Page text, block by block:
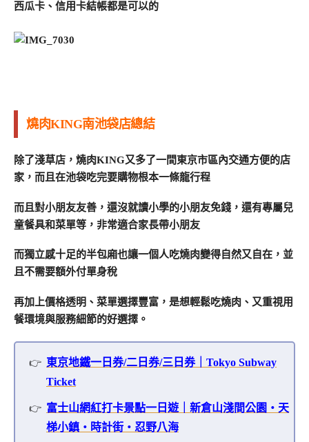
西瓜卡、信用卡結帳都是可以的
燒肉KING南池袋店總結
除了淺草店，燒肉KING又多了一間東京市區內交通方便的店
家，而且在池袋吃完要購物根本一條龍行程
而且對小朋友友善，還沒就讀小學的小朋友免錢，還有專屬兒
童餐具和菜單等，非常適合家長帶小朋友
而獨立感十足的半包廂也讓一個人吃燒肉變得自然又自在，並
且不需要額外付單身稅
再加上價格透明、菜單選擇豐富，是想輕鬆吃燒肉、又重視用
餐環境與服務細節的好選擇。
東京地鐵一日券/二日券/三日券｜Tokyo Subway
Ticket
富士山網紅打卡景點一日遊｜新倉山淺間公園・天
梯小鎮・時計街・忍野八海